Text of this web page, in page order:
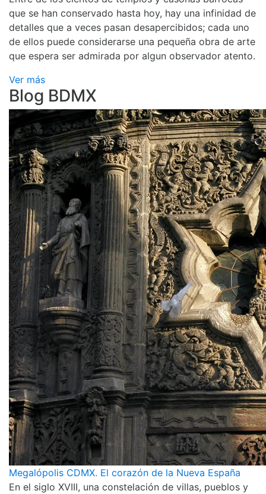
que se han conservado hasta hoy, hay una infinidad de
detalles que a veces pasan desapercibidos; cada uno
de ellos puede considerarse una pequeña obra de arte
que espera ser admirada por algun observador atento.
Ver más
Blog BDMX
Megalópolis CDMX. El corazón de la Nueva España
En el siglo XVIII, una constelación de villas, pueblos y